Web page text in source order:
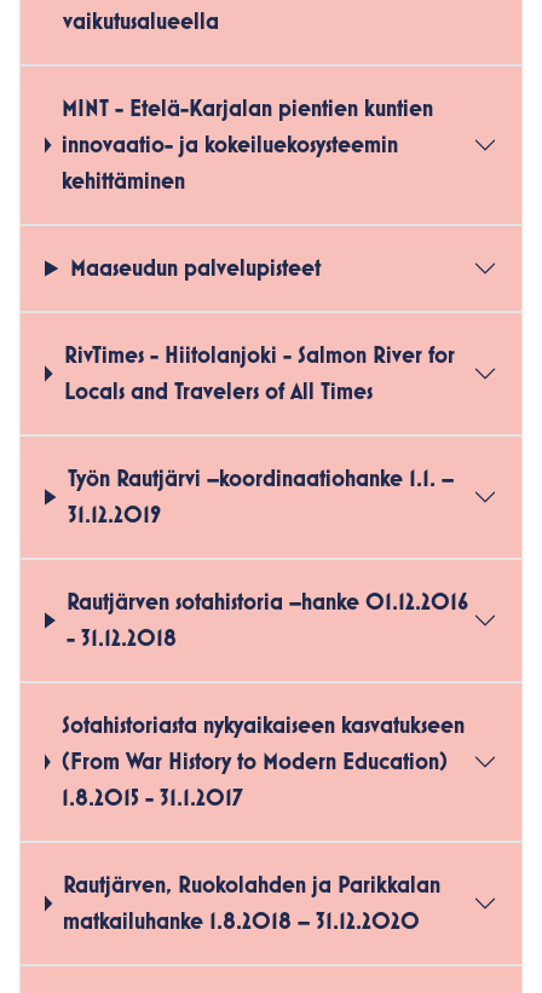
vaikutusalueella
MINT - Etelä-Karjalan pientien kuntien
innovaatio- ja kokeiluekosysteemin
kehittäminen
Maaseudun palvelupisteet
RivTimes - Hiitolanjoki - Salmon River for
Locals and Travelers of All Times
Työn Rautjärvi –koordinaatiohanke 1.1. –
31.12.2019
Rautjärven sotahistoria –hanke 01.12.2016
- 31.12.2018
Sotahistoriasta nykyaikaiseen kasvatukseen
(From War History to Modern Education)
1.8.2015 - 31.1.2017
Rautjärven, Ruokolahden ja Parikkalan
matkailuhanke 1.8.2018 – 31.12.2020